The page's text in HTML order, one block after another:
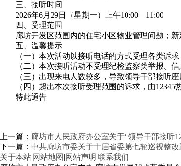
三、接听时间
2026年6月29日（星期一）上午10:00—11:00
四、受理范围
廊坊开发区范围内的住宅小区物业管理问题；
五、温馨提示
（一）本次活动以接听电话的方式受理各类诉求
（二）本次接听活动不受理纪检监察类举报、
（三）出现来电人数较多，导致领导干部接听
（四）超出本次接听受理范围的诉求，由12345
特此通告
上一篇： 廊坊市人民政府办公室关于“领导干部接听
下一篇： 中共廊坊市委关于十届省委第七轮巡视整
关于本站|网站地图 |网站声明|联系我们